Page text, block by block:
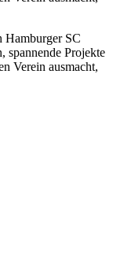
Hamburger SC
spannende Projekte
Verein ausmacht,